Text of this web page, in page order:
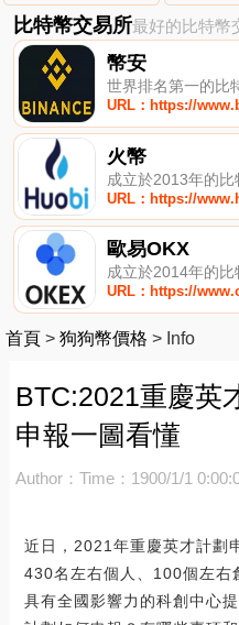
比特幣交易所最好的比特幣
幣安
世界排名第一的比
URL：https://
火幣
成立於2013年的
URL：https://
歐易OKX
成立於2014年的
URL：https://
首頁 > 狗狗幣價格 > Info
BTC:2021重慶英
申報一圖看懂
Author： Time：1900/1/1
近日，2021年重慶英才計劃
430名左右個人、100個左右
具有全國影響力的科創中心